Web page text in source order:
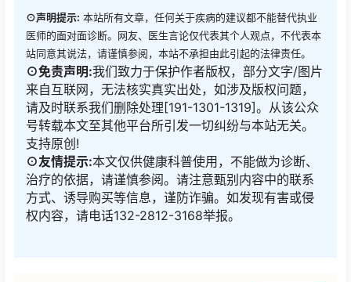
⊙声明提示: 本站所有文章，任何关于疾病的建议都不能替代执业
医师的面对面诊断。网友、医生言论仅代表其个人观点，不代表本
站同意其说法，请谨慎参阅，本站不承担由此引起的法律责任。
⊙免责声明:我们致力于保护作者版权，部分文字/图片
来自互联网，无法核实真实出处，如涉及版权问题，
请及时联系我们删除处理[191-1301-1319]。从该公众
号转载本文至其他平台所引发一切纠纷与本站无关。
支持原创!
⊙友情提示:本文仅供健康科普使用，不能做为诊断、
治疗的依据，请谨慎参阅。请注意甄别内容中的联系
方式、诱导购买等信息，谨防诈骗。如发现有害或侵
权内容，请电话132-2812-3168举报。